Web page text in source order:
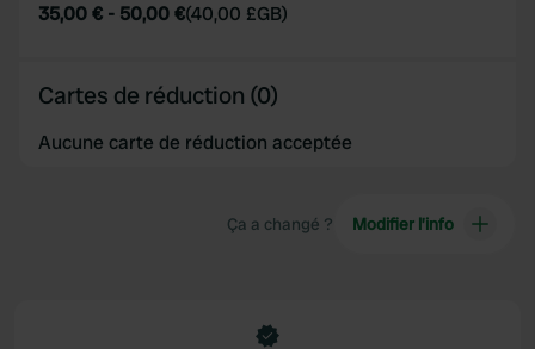
35,00 € - 50,00 €(40,00 £GB)
Cartes de réduction (0)
Aucune carte de réduction acceptée
Ça a changé ? Modifier l’info